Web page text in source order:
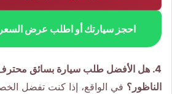
احجز سيارتك أو اطلب عرض السعر
4. هل الأفضل طلب سيارة بسائق
الناظور؟ في الواقع، إذا كنت تفضل